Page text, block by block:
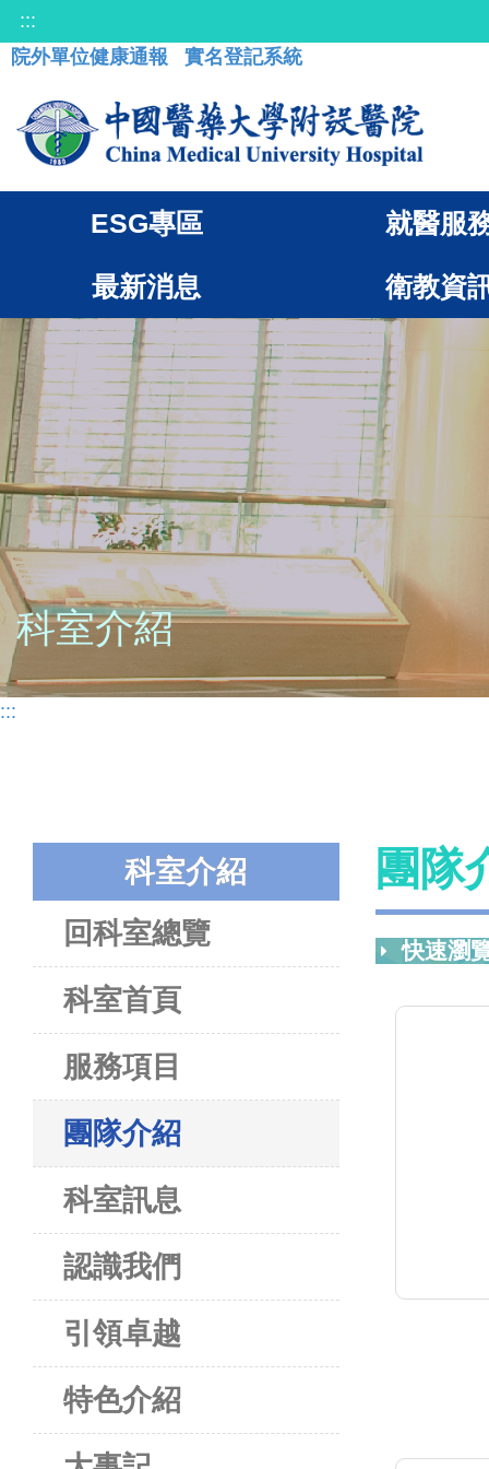
:::
院外單位健康通報
實名登記系統
ESG專區 就醫服
最新消息 衛教資
科室介紹
:::
科室介紹
回科室總覽
科室首頁
服務項目
團隊介紹
科室訊息
認識我們
引領卓越
特色介紹
團隊
快速瀏